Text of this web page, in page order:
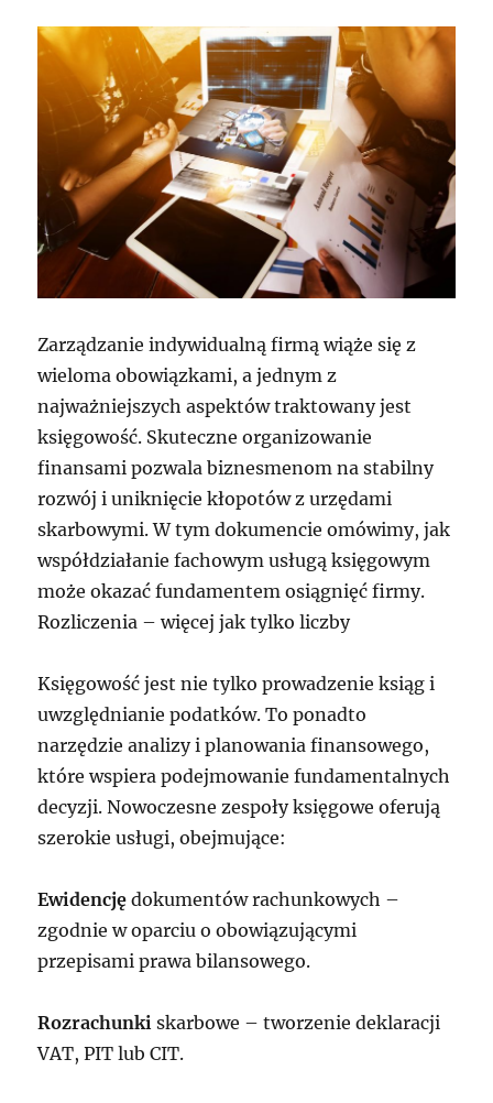
Zarządzanie indywidualną firmą wiąże się z
wieloma obowiązkami, a jednym z
najważniejszych aspektów traktowany jest
księgowość. Skuteczne organizowanie
finansami pozwala biznesmenom na stabilny
rozwój i uniknięcie kłopotów z urzędami
skarbowymi. W tym dokumencie omówimy, jak
współdziałanie fachowym usługą księgowym
może okazać fundamentem osiągnięć firmy.
Rozliczenia – więcej jak tylko liczby
Księgowość jest nie tylko prowadzenie ksiąg i
uwzględnianie podatków. To ponadto
narzędzie analizy i planowania finansowego,
które wspiera podejmowanie fundamentalnych
decyzji. Nowoczesne zespoły księgowe oferują
szerokie usługi, obejmujące:
Ewidencję dokumentów rachunkowych –
zgodnie w oparciu o obowiązującymi
przepisami prawa bilansowego.
Rozrachunki skarbowe – tworzenie deklaracji
VAT, PIT lub CIT.